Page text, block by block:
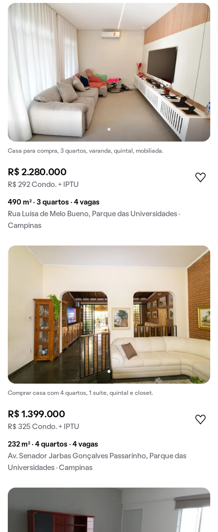
Casa para compra, 3 quartos, varanda, quintal, mobiliada.
R$ 2.280.000
R$ 292 Condo. + IPTU
490 m² · 3 quartos · 4 vagas
Rua Luísa de Melo Bueno, Parque das Universidades ·
Campinas
Comprar casa com 4 quartos, 1 suíte, quintal e closet.
R$ 1.399.000
R$ 325 Condo. + IPTU
232 m² · 4 quartos · 4 vagas
Av. Senador Jarbas Gonçalves Passarinho, Parque das
Universidades · Campinas